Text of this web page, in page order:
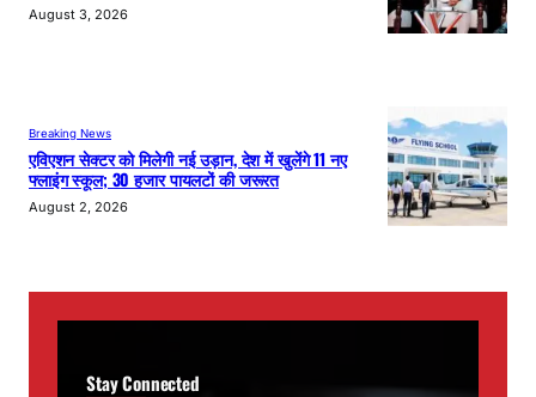
August 3, 2026
Breaking News
एविएशन सेक्टर को मिलेगी नई उड़ान, देश में खुलेंगे 11 नए
फ्लाइंग स्कूल; 30 हजार पायलटों की जरूरत
August 2, 2026
Stay Connected